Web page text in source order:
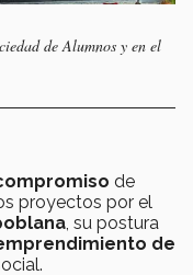
de Alumnos y en el
de
proyectos por el
, su postura
de